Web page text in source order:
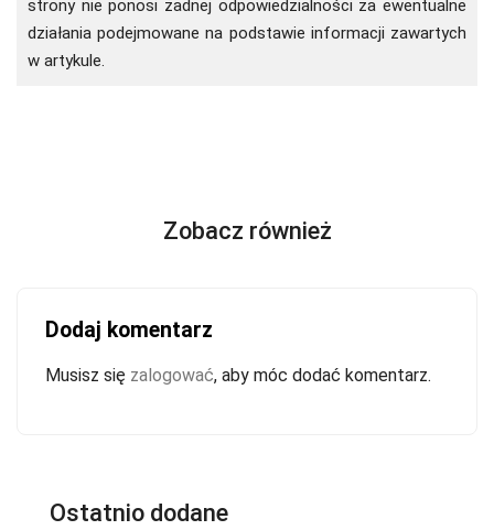
strony nie ponosi żadnej odpowiedzialności za ewentualne
działania podejmowane na podstawie informacji zawartych
w artykule.
Zobacz również
Dodaj komentarz
Musisz się zalogować, aby móc dodać komentarz.
Ostatnio dodane